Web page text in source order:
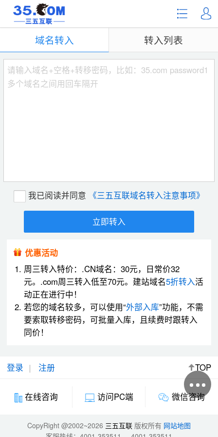
域名转入 转入列表
我已阅读并同意 《三五互联域名转入注意事项》
立即转入
优惠活动
周三转入特价：.CN域名：30元，日常价32
元。.com周三转入低至70元。建站域名5折转入活
动正在进行中！
若您的域名较多，可以使用“外部入库”功能，不需
要索取转移密码，可批量入库，且续费时跟转入
同价！
登录 注册 TOP
在线咨询 访问PC端 微信咨询
CopyRight @2002~2026 三五互联 版权所有 网站地图